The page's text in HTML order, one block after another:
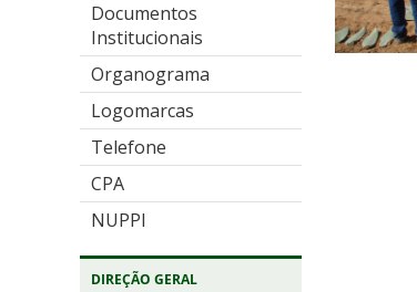
Documentos
Institucionais
Organograma
Logomarcas
Telefone
CPA
NUPPI
DIREÇÃO GERAL